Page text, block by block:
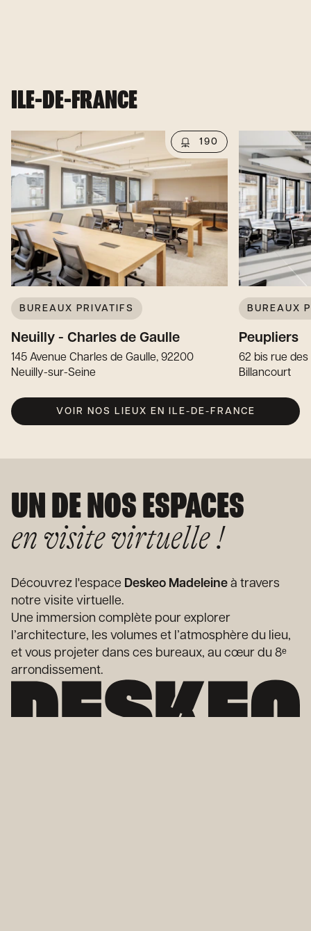
ILE-DE-FRANCE
190
BUREAUX PRIVATIFS
Neuilly - Charles de Gaulle
145 Avenue Charles de Gaulle, 92200
Neuilly-sur-Seine
BUREAUX
Peupliers
62 bis rue des
Billancourt
VOIR NOS LIEUX EN ILE-DE-FRANCE
UN DE NOS ESPACES
en visite virtuelle !
Découvrez l'espace Deskeo Madeleine à travers
notre visite virtuelle.
Une immersion complète pour explorer
l’architecture, les volumes et l’atmosphère du lieu,
et vous projeter dans ces bureaux, au cœur du 8ᵉ
arrondissement.